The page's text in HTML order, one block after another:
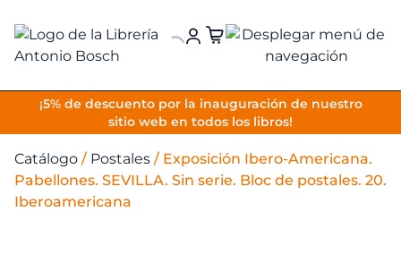
¡5% de descuento por la inauguración de nuestro
sitio web en todos los libros!
VOLVER
Catálogo / Postales / Exposición Ibero-Americana.
Pabellones. SEVILLA. Sin serie. Bloc de postales. 20.
Iberoamericana